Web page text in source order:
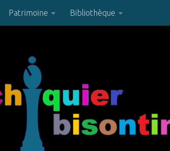
Patrimoine Bibliothèque